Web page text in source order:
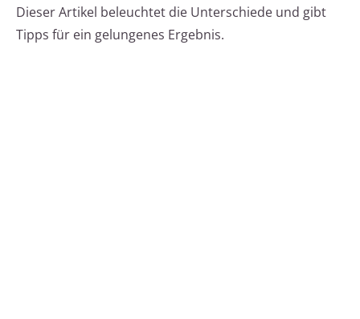
Dieser Artikel beleuchtet die Unterschiede und gibt
Tipps für ein gelungenes Ergebnis.